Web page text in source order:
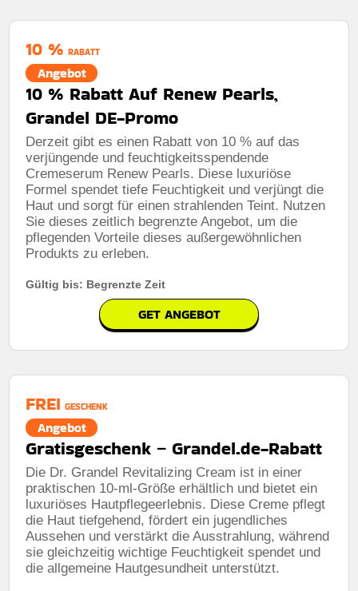
10 % RABATT
Angebot
10 % Rabatt Auf Renew Pearls,
Grandel DE-Promo
Derzeit gibt es einen Rabatt von 10 % auf das
verjüngende und feuchtigkeitsspendende
Cremeserum Renew Pearls. Diese luxuriöse
Formel spendet tiefe Feuchtigkeit und verjüngt die
Haut und sorgt für einen strahlenden Teint. Nutzen
Sie dieses zeitlich begrenzte Angebot, um die
pflegenden Vorteile dieses außergewöhnlichen
Produkts zu erleben.
Gültig bis: Begrenzte Zeit
GET ANGEBOT
FREI GESCHENK
Angebot
Gratisgeschenk – Grandel.de-Rabatt
Die Dr. Grandel Revitalizing Cream ist in einer
praktischen 10-ml-Größe erhältlich und bietet ein
luxuriöses Hautpflegeerlebnis. Diese Creme pflegt
die Haut tiefgehend, fördert ein jugendliches
Aussehen und verstärkt die Ausstrahlung, während
sie gleichzeitig wichtige Feuchtigkeit spendet und
die allgemeine Hautgesundheit unterstützt.